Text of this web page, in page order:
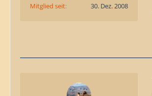
Mitglied seit
30. Dez. 2008